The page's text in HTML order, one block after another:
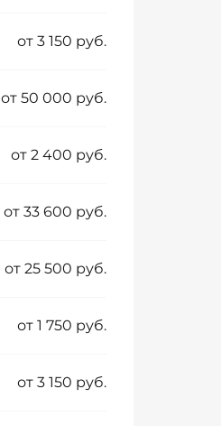
от 3 150 руб.
от 50 000 руб.
от 2 400 руб.
от 33 600 руб.
от 25 500 руб.
от 1 750 руб.
от 3 150 руб.